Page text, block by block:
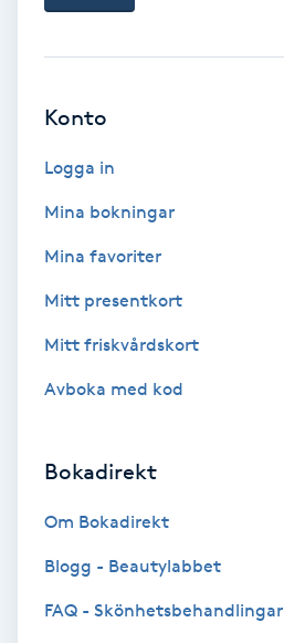
Tuina-massage
Tandblekning
Tandläkare
Tatuering
Thaimassage
Konto
Logga in
Mina bokningar
Mina favoriter
Mitt presentkort
Mitt friskvårdskort
Avboka med kod
Bokadirekt
Om Bokadirekt
Blogg - Beautylabbet
FAQ - Skönhetsbehandlingar